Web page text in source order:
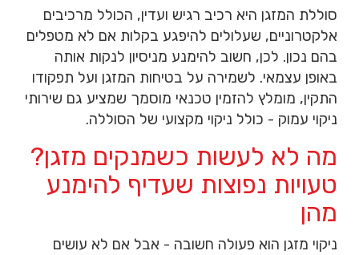
סוללת המזגן היא רכיב רגיש ועדין, הכולל מרכיבים
אלקטרוניים, שעלולים להיפגע בקלות אם לא מטפלים
בהם נכון. לכן, חשוב להימנע מניסיון לנקות אותה
באופן עצמאי. לשמירה על בטיחות המזגן ועל תפקודו
התקין, מומלץ להזמין טכנאי מוסמך שמציע גם שירותי
ניקוי עמוק - כולל ניקוי מקצועי של הסוללה.
מה לא לעשות כשמנקים מזגן?
טעויות נפוצות שעדיף להימנע
מהן
ניקוי מזגן הוא פעולה חשובה - אבל אם לא עושים